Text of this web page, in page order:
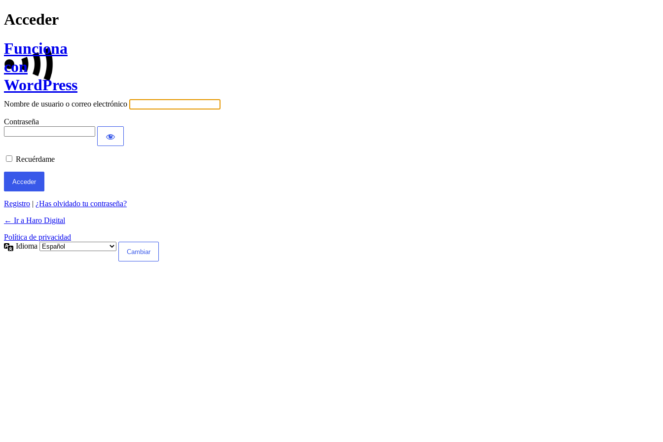
Acceder
Funciona
con
WordPress
Nombre de usuario o correo electrónico
Contraseña
Recuérdame
Registro | ¿Has olvidado tu contraseña?
← Ir a Haro Digital
Política de privacidad
Idioma